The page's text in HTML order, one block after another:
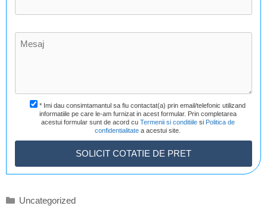
* Imi dau consimtamantul sa fiu contactat(a) prin email/telefonic utilizand
informatiile pe care le-am furnizat in acest formular. Prin completarea
acestui formular sunt de acord cu Termenii si conditiilesi Politica de
confidentialitate a acestui site.
Categorii
Uncategorized